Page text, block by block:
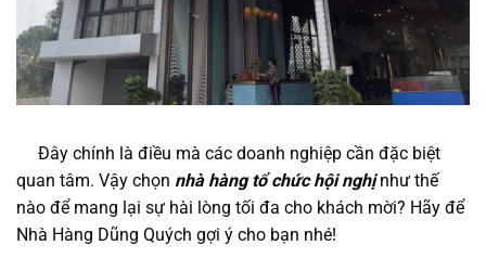
Đây chính là điều mà các doanh nghiệp cần đặc biệt
quan tâm. Vậy chọn nhà hàng tổ chức hội nghịnhư thế
nào để mang lại sự hài lòng tối đa cho khách mời? Hãy để
Nhà Hàng Dũng Quých gợi ý cho bạn nhé!